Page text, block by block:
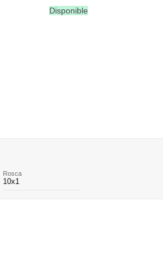
Disponible
Rosca
10x1